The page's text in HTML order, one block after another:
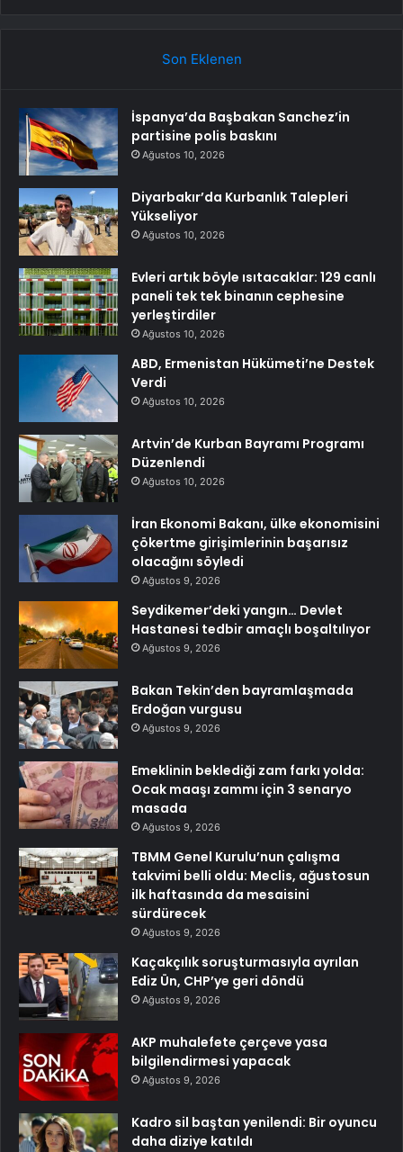
Son Eklenen
İspanya’da Başbakan Sanchez’in
partisine polis baskını
Ağustos 10, 2026
Diyarbakır’da Kurbanlık Talepleri
Yükseliyor
Ağustos 10, 2026
Evleri artık böyle ısıtacaklar: 129 canlı
paneli tek tek binanın cephesine
yerleştirdiler
Ağustos 10, 2026
ABD, Ermenistan Hükümeti’ne Destek
Verdi
Ağustos 10, 2026
Artvin’de Kurban Bayramı Programı
Düzenlendi
Ağustos 10, 2026
İran Ekonomi Bakanı, ülke ekonomisini
çökertme girişimlerinin başarısız
olacağını söyledi
Ağustos 9, 2026
Seydikemer’deki yangın… Devlet
Hastanesi tedbir amaçlı boşaltılıyor
Ağustos 9, 2026
Bakan Tekin’den bayramlaşmada
Erdoğan vurgusu
Ağustos 9, 2026
Emeklinin beklediği zam farkı yolda:
Ocak maaşı zammı için 3 senaryo
masada
Ağustos 9, 2026
TBMM Genel Kurulu’nun çalışma
takvimi belli oldu: Meclis, ağustosun
ilk haftasında da mesaisini
sürdürecek
Ağustos 9, 2026
Kaçakçılık soruşturmasıyla ayrılan
Ediz Ün, CHP’ye geri döndü
Ağustos 9, 2026
AKP muhalefete çerçeve yasa
bilgilendirmesi yapacak
Ağustos 9, 2026
Kadro sil baştan yenilendi: Bir oyuncu
daha diziye katıldı